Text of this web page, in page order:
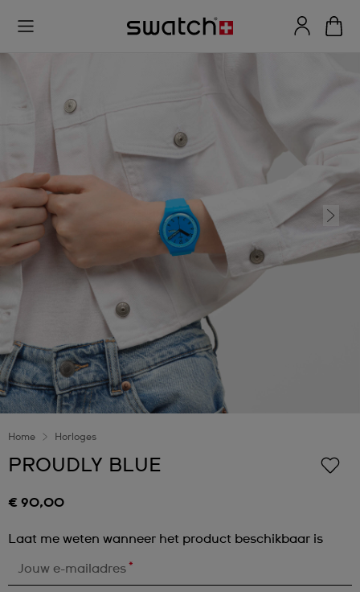
Home Horloges
PROUDLY BLUE
€ 90,00
Laat me weten wanneer het product beschikbaar is
Jouw e-mailadres *